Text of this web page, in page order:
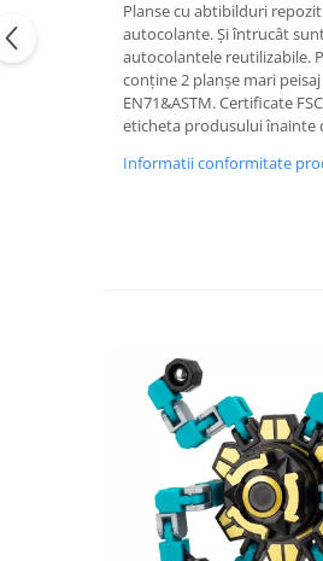
Planse cu abtibilduri
autocolante. Și întrucât
autocolantele reutilizabile.
conține 2 planșe mari
EN71&ASTM. Certificate
eticheta produsului înainte
Informatii conformitate